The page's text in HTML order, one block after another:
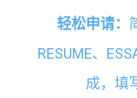
轻松申请：
RESUME、
成，填